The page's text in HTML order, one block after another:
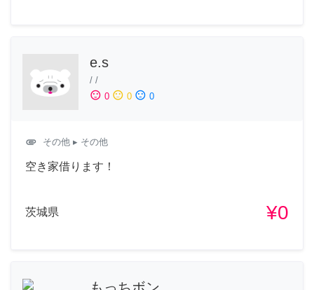
e.s
/ /
sentiment_satisfied 0 sentiment_neutral 0 sentiment_dissatisfied 0
attachment その他 ▸ その他
空き家借ります！
茨城県 ¥0